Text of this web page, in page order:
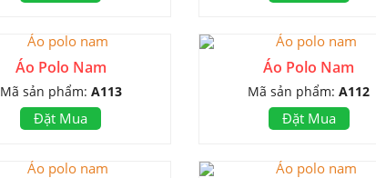
Áo Polo Nam
Mã sản phẩm: A113
Đặt Mua
Áo Polo Nam
Mã sản phẩm:A112
Đặt Mua